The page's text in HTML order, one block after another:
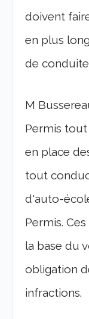
doivent
en plus
de
M
Permis
en place
tout
d'auto-
Permis.
la base du
obligation
infractions.